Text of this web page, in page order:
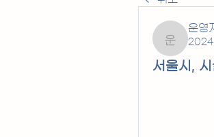
운영자
운영
2024
서울시,